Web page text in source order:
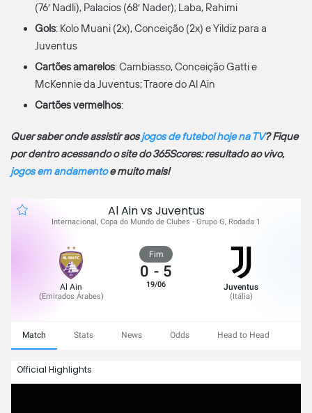
(76′ Nadli), Palacios (68′ Nader); Laba, Rahimi
Gols: Kolo Muani (2x), Conceição (2x) e Yildiz para a
Juventus
Cartões amarelos: Cambiasso, Conceição Gatti e
McKennie da Juventus; Traore do Al Ain
Cartões vermelhos:
Quer saber onde assistir aosjogos de futebol hoje na TV? Fique
por dentro acessando o site do 365Scores: resultado ao vivo,
jogos em andamentoe muito mais!
Al Ain vs Juventus
Internacional, Copa do Mundo de Clubes - Grupo G, Rodada 1
Al Ain
(Emirados Árabes)
Fim
0 - 5
19/06 Juventus
(Itália)
Match Stats News Odds Head to Head
Official Highlights